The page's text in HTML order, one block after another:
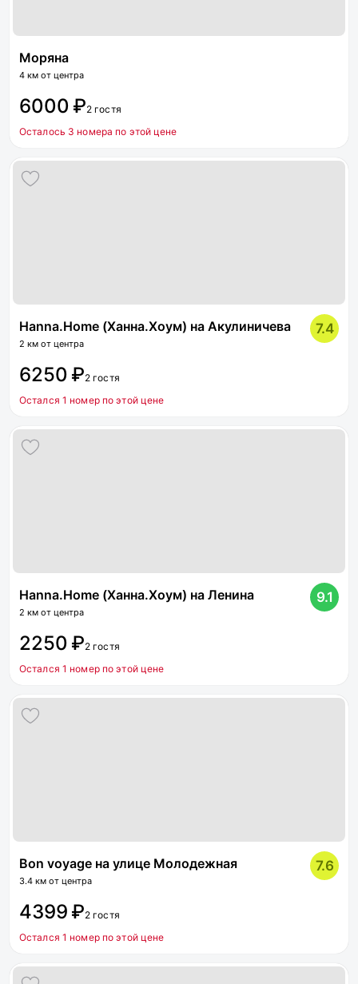
Моряна
4 км от центра
6000 ₽2 гостя
Осталось 3 номера по этой цене
Hanna.Home (Ханна.Хоум) на Акулиничева
2 км от центра
7.4
6250 ₽2 гостя
Остался 1 номер по этой цене
Hanna.Home (Ханна.Хоум) на Ленина
2 км от центра
9.1
2250 ₽2 гостя
Остался 1 номер по этой цене
Bon voyage на улице Молодежная
3.4 км от центра
7.6
4399 ₽2 гостя
Остался 1 номер по этой цене